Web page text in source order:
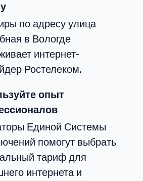
по адресу улица
в Вологде
интернет-
Ростелеком.
опыт
Единой Системы
помогут выбрать
тариф для
интернета и